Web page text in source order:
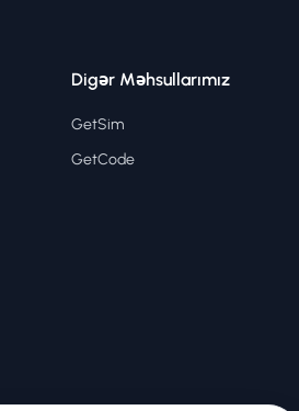
Digər Məhsullarımız
GetSim
GetCode